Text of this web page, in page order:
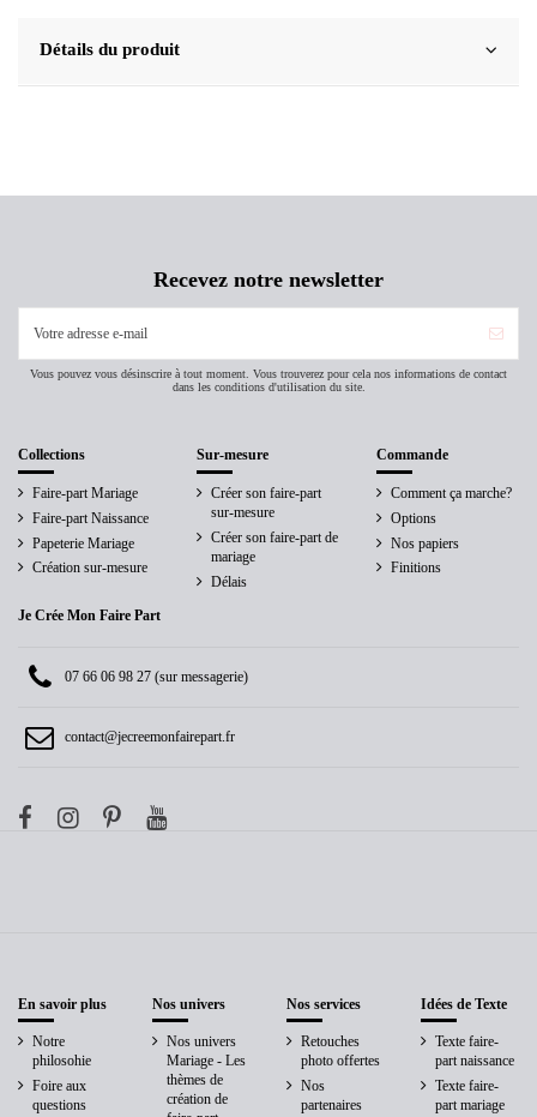
Détails du produit
Recevez notre newsletter
Vous pouvez vous désinscrire à tout moment. Vous trouverez pour cela nos informations de contact
dans les conditions d'utilisation du site.
Collections
Faire-part Mariage
Faire-part Naissance
Papeterie Mariage
Création sur-mesure
Sur-mesure
Créer son faire-part
sur-mesure
Créer son faire-part de
mariage
Délais
Commande
Comment ça marche?
Options
Nos papiers
Finitions
Je Crée Mon Faire Part
07 66 06 98 27 (sur messagerie)
contact@jecreemonfairepart.fr
En savoir plus
Notre
philosohie
Foire aux
questions
Nos univers
Nos univers
Mariage - Les
thèmes de
création de
Nos services
Retouches
photo offertes
Nos
partenaires
Idées de Texte
Texte faire-
part naissance
Texte faire-
part mariage